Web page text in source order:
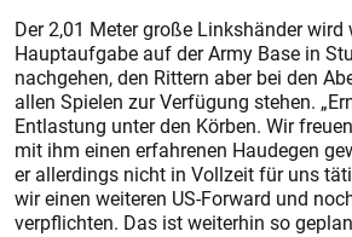
Der 2,01 Meter große Linkshänder wird
Hauptaufgabe auf der Army Base in
nachgehen, den Rittern aber bei den
allen Spielen zur Verfügung stehen.
Entlastung unter den Körben. Wir
mit ihm einen erfahrenen Haudegen
er allerdings nicht in Vollzeit für uns
wir einen weiteren US-Forward und
verpflichten. Das ist weiterhin so